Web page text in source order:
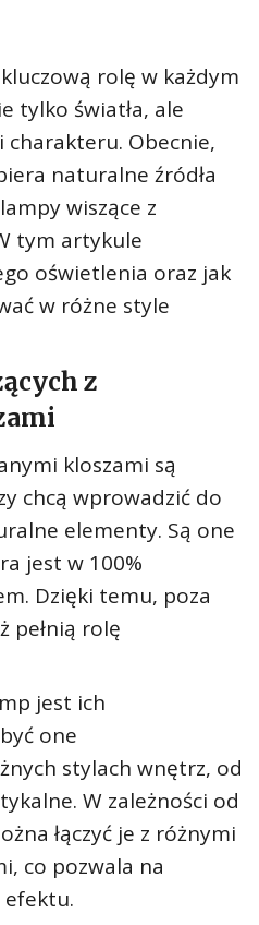
rolę w każdym
tylko światła, ale
Obecnie,
naturalne źródła
wiszące z
tym artykule
oświetlenia oraz jak
w różne style
z
kloszami są
chcą wprowadzić do
elementy. Są one
jest w 100%
Dzięki temu, poza
pełnią rolę
jest ich
one
stylach wnętrz, od
W zależności od
łączyć je z różnymi
co pozwala na
efektu.